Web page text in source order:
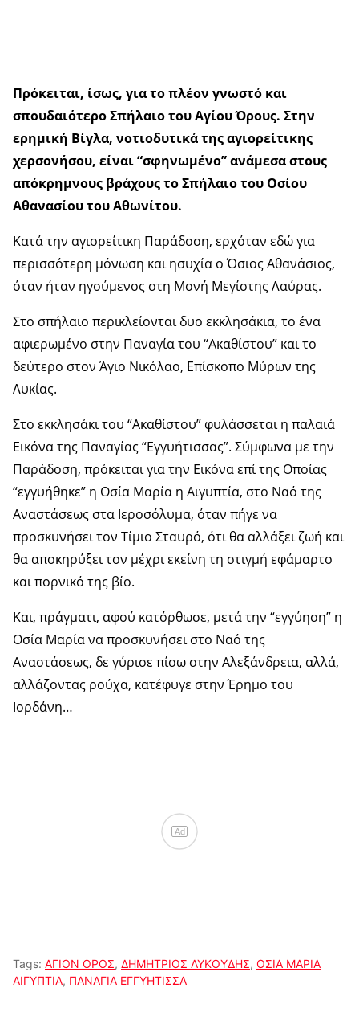
Πρόκειται, ίσως, για το πλέον γνωστό και
σπουδαιότερο Σπήλαιο του Αγίου Όρους. Στην
ερημική Βίγλα, νοτιοδυτικά της αγιορείτικης
χερσονήσου, είναι “σφηνωμένο” ανάμεσα στους
απόκρημνους βράχους το Σπήλαιο του Οσίου
Αθανασίου του Αθωνίτου.
Κατά την αγιορείτικη Παράδοση, ερχόταν εδώ για
περισσότερη μόνωση και ησυχία ο Όσιος Αθανάσιος,
όταν ήταν ηγούμενος στη Μονή Μεγίστης Λαύρας.
Στο σπήλαιο περικλείονται δυο εκκλησάκια, το ένα
αφιερωμένο στην Παναγία του “Ακαθίστου” και το
δεύτερο στον Άγιο Νικόλαο, Επίσκοπο Μύρων της
Λυκίας.
Στο εκκλησάκι του “Ακαθίστου” φυλάσσεται η παλαιά
Εικόνα της Παναγίας “Εγγυήτισσας”. Σύμφωνα με την
Παράδοση, πρόκειται για την Εικόνα επί της Οποίας
“εγγυήθηκε” η Οσία Μαρία η Αιγυπτία, στο Ναό της
Αναστάσεως στα Ιεροσόλυμα, όταν πήγε να
προσκυνήσει τον Τίμιο Σταυρό, ότι θα αλλάξει ζωή και
θα αποκηρύξει τον μέχρι εκείνη τη στιγμή εφάμαρτο
και πορνικό της βίο.
Και, πράγματι, αφού κατόρθωσε, μετά την “εγγύηση” η
Οσία Μαρία να προσκυνήσει στο Ναό της
Αναστάσεως, δε γύρισε πίσω στην Αλεξάνδρεια, αλλά,
αλλάζοντας ρούχα, κατέφυγε στην Έρημο του
Ιορδάνη…
Ad
Tags: ΑΓΙΟΝ ΟΡΟΣ, ΔΗΜΗΤΡΙΟΣ ΛΥΚΟΥΔΗΣ, ΟΣΙΑ ΜΑΡΙΑ
ΑΙΓΥΠΤΙΑ, ΠΑΝΑΓΙΑ ΕΓΓΥΗΤΙΣΣΑ